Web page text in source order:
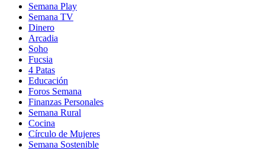
Semana Play
Semana TV
Dinero
Arcadia
Soho
in
new
window
Fucsia
in
new
window
4 Patas
Educación
Foros Semana
Finanzas Personales
Semana Rural
Cocina
Círculo de Mujeres
Semana Sostenible